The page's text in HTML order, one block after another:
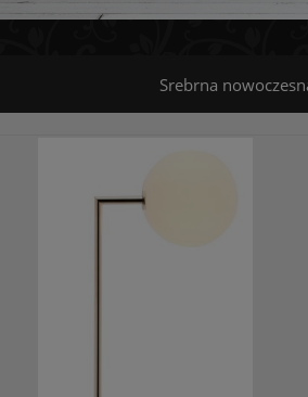
Srebrna